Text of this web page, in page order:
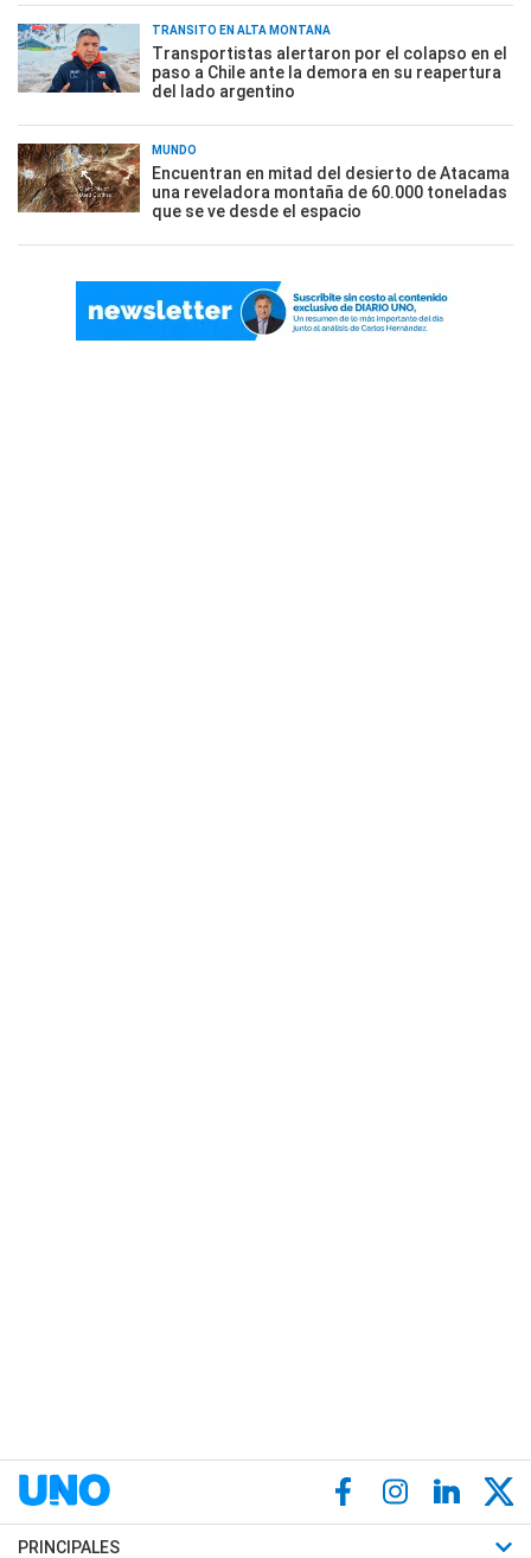
TRÁNSITO EN ALTA MONTAÑA
Transportistas alertaron por el colapso en el
paso a Chile ante la demora en su reapertura
del lado argentino
MUNDO
Encuentran en mitad del desierto de Atacama
una reveladora montaña de 60.000 toneladas
que se ve desde el espacio
PRINCIPALES